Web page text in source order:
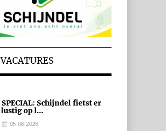
VACATURES
SPECIAL: Schijndel fietst er
lustig op l…
05-08-2026